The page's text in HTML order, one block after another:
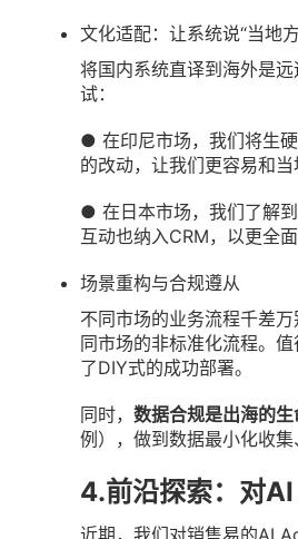
文化适配：让系统说“当地
将国内系统直译到海外是
试：
● 在印尼市场，我们将生
的改动，让我们更容易和当
● 在日本市场，我们了解
互动也纳入CRM，以更全
场景重构与合规遵从
不同市场的业务流程千差
同市场的非标准化流程。
了DIY式的成功部署。
同时， 数据合规是出海的生
例），做到数据最小化收
4.前沿探索：对